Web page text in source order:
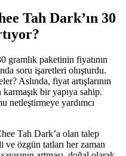
Tah Dark’ın 30
gramlık paketinin fiyatının
soru işaretleri oluşturdu.
Aslında, fiyat artışlarının
bir yapıya sahip.
netleştirmeye yardımcı
Tah Dark’a olan talep
özgün tatları her zaman